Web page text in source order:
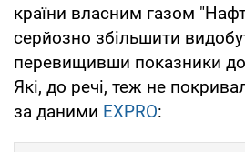
країни власним газом
серйозно збільшити
перевищивши показники
Які, до речі, теж не
за даними EXPRO: